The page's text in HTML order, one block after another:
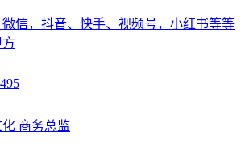
信，抖音、快手、视频号，小红书等等
化 商务总监